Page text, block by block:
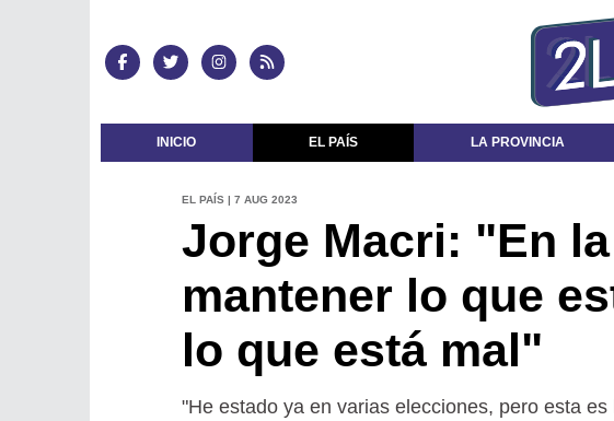
INICIO EL PAÍS LA PROVINCIA
EL PAÍS | 7 AUG 2023
Jorge Macri: "En
mantener lo que
lo que está mal"
"He estado ya en varias elecciones, pero esta